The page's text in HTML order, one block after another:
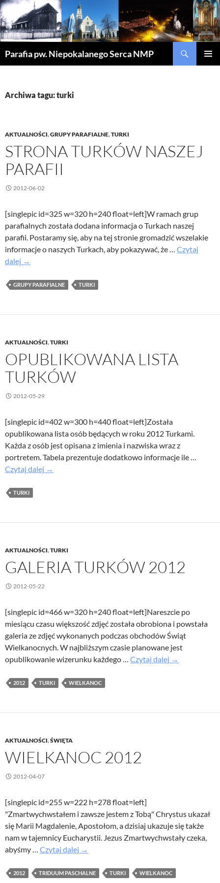
Parafia pw. Niepokalanego Serca NMP
Archiwa tagu: turki
AKTUALNOŚCI,GRUPY PARAFIALNE,TURKI
STRONA TURKÓW NASZEJ
PARAFII
2012-06-02
[singlepic id=325 w=320 h=240 float=left]W ramach grup
parafialnych została dodana informacja o Turkach naszej
parafii. Postaramy się, aby na tej stronie gromadzić wszelakie
informacje o naszych Turkach, aby pokazywać, że … Czytaj
dalej Strona
naszej
→
GRUPY PARAFIALNE TURKI
AKTUALNOŚCI,TURKI
OPUBLIKOWANA LISTA
TURKÓW
2012-05-29
[singlepic id=402 w=300 h=440 float=left]Została
opublikowana lista osób będących w roku 2012 Turkami.
Każda z osób jest opisana z imienia i nazwiska wraz z
portretem. Tabela prezentuje dodatkowo informacje ile …
Czytaj dalej Opublikowana
→
TURKI
AKTUALNOŚCI,TURKI
GALERIA TURKÓW 2012
2012-05-22
[singlepic id=466 w=320 h=240 float=left]Nareszcie po
miesiącu czasu większość zdjęć została obrobiona i powstała
galeria ze zdjęć wykonanych podczas obchodów Świąt
Wielkanocnych. W najbliższym czasie planowane jest
opublikowanie wizerunku każdego … Czytaj dalej Galeria
→
2012 TURKI WIELKANOC
AKTUALNOŚCI,ŚWIĘTA
WIELKANOC 2012
2012-04-07
[singlepic id=255 w=222 h=278 float=left]
"Zmartwychwstałem i zawsze jestem z Tobą" Chrystus ukazał
się Marii Magdalenie, Apostołom, a dzisiaj ukazuje się także
nam w tajemnicy Eucharystii. Jezus Zmartwychwstały czeka,
abyśmy … Czytaj dalej Wielkanoc
→
2012 TRIDUUM PASCHALNE TURKI WIELKANOC